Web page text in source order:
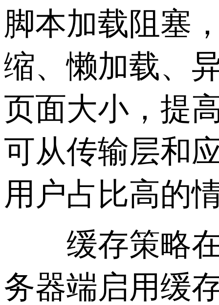
脚本加载阻塞
缩、懒加载、
页面大小，提
可从传输层和
用户占比高的
缓存策略在
务器端启用缓